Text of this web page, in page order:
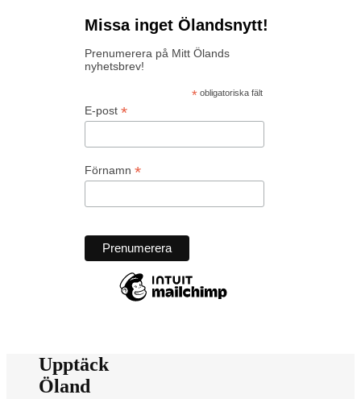
Missa inget Ölandsnytt!
Prenumerera på Mitt Ölands
nyhetsbrev!
*obligatoriska fält
E-post *
Förnamn *
Upptäck
Öland